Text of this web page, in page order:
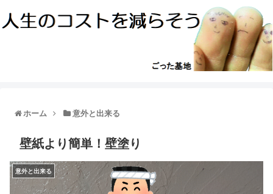
ホーム 意外と出来る
壁紙より簡単！壁塗り
意外と出来る